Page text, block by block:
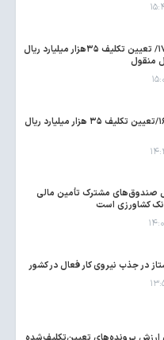
اقتصاد برای همه/۱۷/ تعیین تکلیف ۳۵هزار میلیارد ریال
منقول
اقتصاد برای همه/۱۶/تعیین تکلیف ۳۵ هزار میلیارد ریال
صندوق‌های مشترک تأمین مالی
کشاورزی است
در جذب نیروی کار فعال در کشور